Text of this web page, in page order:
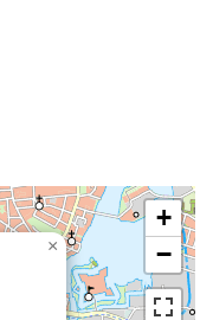
×
+
−